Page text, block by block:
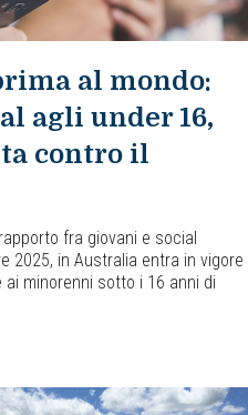
al mondo:
agli under 16,
contro il
fra giovani e social
2025, in Australia entra in vigore
minorenni sotto i 16 anni di